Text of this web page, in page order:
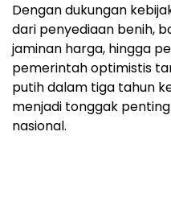
Dengan dukungan
dari penyediaan benih,
jaminan harga, hingga
pemerintah optimistis
putih dalam tiga tahun
menjadi tonggak
nasional.